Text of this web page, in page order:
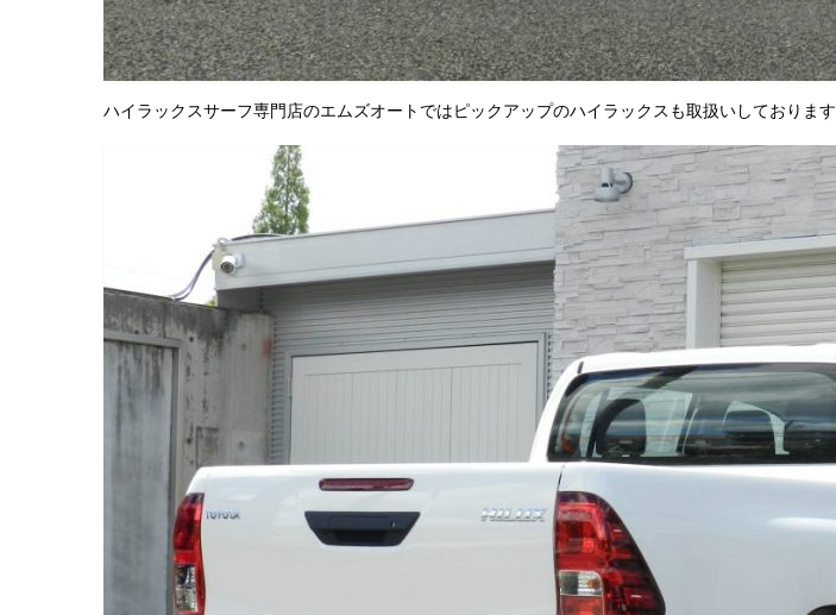
ハイラックスサーフ専門店のエムズオートではピックアップのハイラックスも取扱いしております